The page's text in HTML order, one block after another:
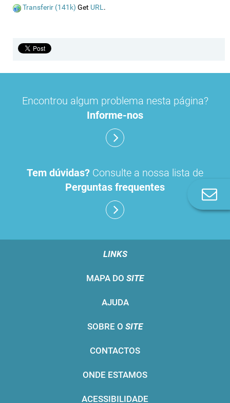
Transferir (141k) Get URL.
Encontrou algum problema nesta página?
Informe-nos
Tem dúvidas? Consulte a nossa lista de
Perguntas frequentes
LINKS
MAPA DO SITE
AJUDA
SOBRE O SITE
CONTACTOS
ONDE ESTAMOS
ACESSIBILIDADE